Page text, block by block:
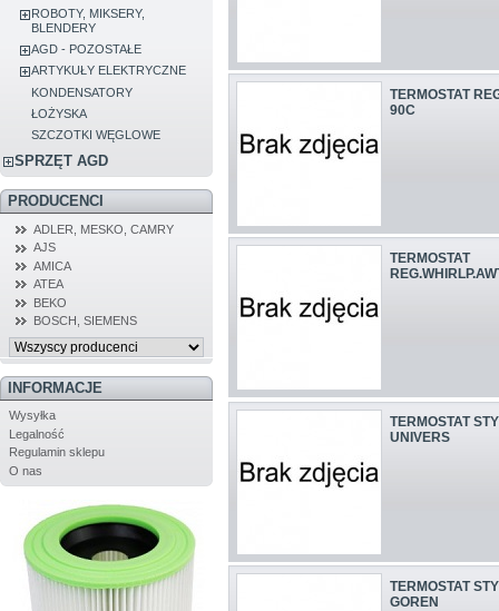
ROBOTY, MIKSERY,
BLENDERY
AGD - POZOSTAŁE
ARTYKUŁY ELEKTRYCZNE
KONDENSATORY
ŁOŻYSKA
SZCZOTKI WĘGLOWE
SPRZĘT AGD
PRODUCENCI
ADLER, MESKO, CAMRY
AJS
AMICA
ATEA
BEKO
BOSCH, SIEMENS
INFORMACJE
Wysyłka
Legalność
Regulamin sklepu
O nas
TERMOSTAT
90C
TERMOSTAT
TERMOSTAT
UNIVERS
TERMOSTAT
GOREN